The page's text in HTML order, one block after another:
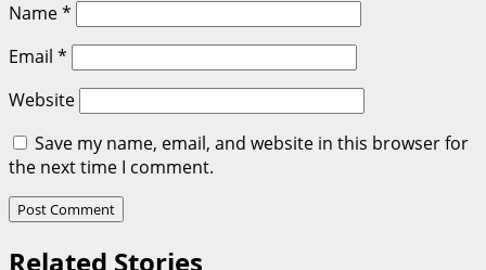
Name*
Email *
Website
Save my name, email, and website in this browser for
the next time I comment.
Related Stories